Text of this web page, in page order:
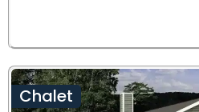
Chalet